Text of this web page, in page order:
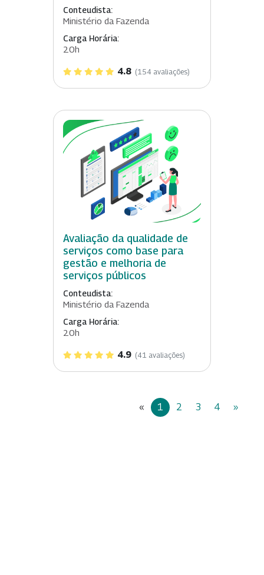
Conteudista:
Ministério da Fazenda
Carga Horária:
20h
4.8 (154 avaliações)
Avaliação da qualidade de
serviços como base para
gestão e melhoria de
serviços públicos
Conteudista:
Ministério da Fazenda
Carga Horária:
20h
4.9 (41 avaliações)
« 1 2 3 4 »